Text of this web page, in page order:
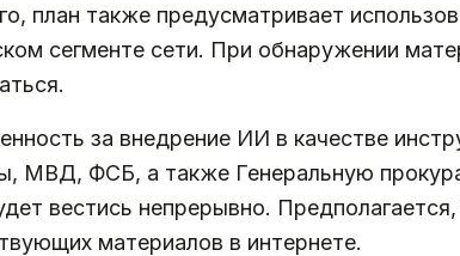
план также предусматривает
сегменте сети. При обнаружении
за внедрение ИИ в качестве
МВД, ФСБ, а также Генеральную
вестись непрерывно.
материалов в интернете.